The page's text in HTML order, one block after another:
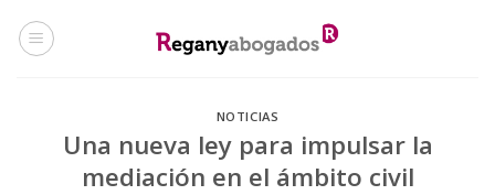
NOTICIAS
Una nueva ley para impulsar la
mediación en el ámbito civil